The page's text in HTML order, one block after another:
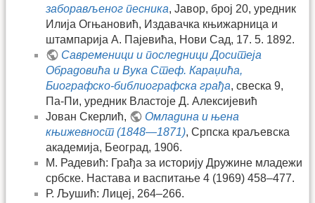
заборављеног песника, Јавор, број 20, уредник
Илија Огњановић, Издавачка књижарница и
штампарија А. Пајевића, Нови Сад, 17. 5. 1892.
Савременици и последници Доситеја
Обрадовића и Вука Стеф. Караџића,
Биографско-библиографска грађа, свеска 9,
Па-Пи, уредник Властоје Д. Алексијевић
Јован Скерлић,
Омладина и њена
књижевност (1848—1871), Српска краљевска
академија, Београд, 1906.
M. Радевић: Грађа за историју Дружине младежи
србске. Настава и васпитање 4 (1969) 458–477.
Р. Љушић: Лицеј, 264–266.